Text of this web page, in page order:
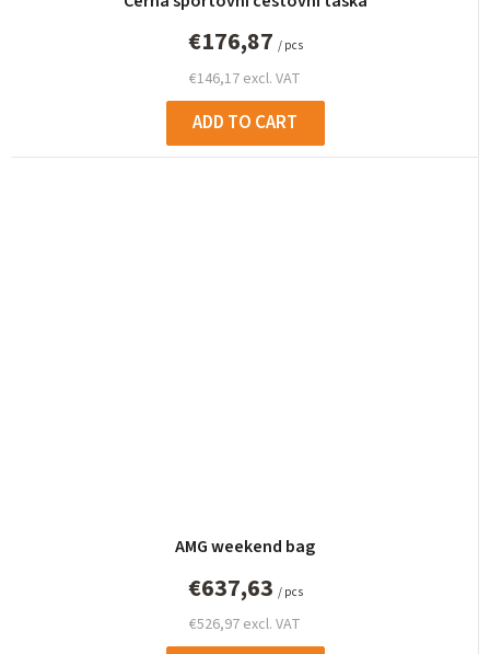
€146,17 excl. VAT
€176,87 / pcs
ADD TO CART
AMG weekend bag
€526,97 excl. VAT
€637,63 / pcs